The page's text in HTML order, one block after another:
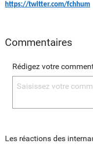
https://twitter.com/fchhum
Commentaires
Rédigez votre
Les réactions des